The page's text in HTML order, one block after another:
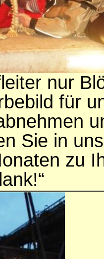
nur
für
Sie in
zu